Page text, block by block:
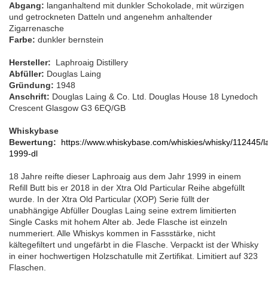
Abgang: langanhaltend mit dunkler Schokolade, mit würzigen
und getrockneten Datteln und angenehm anhaltender
Zigarrenasche
Farbe: dunkler bernstein
Hersteller: Laphroaig Distillery
Abfüller: Douglas Laing
Gründung: 1948
Anschrift: Douglas Laing & Co. Ltd. Douglas House 18 Lynedoch
Crescent Glasgow G3 6EQ/GB
Whiskybase
Bewertung: https://www.whiskybase.com/whiskies/whisky/112445/
1999-dl
18 Jahre reifte dieser Laphroaig aus dem Jahr 1999 in einem
Refill Butt bis er 2018 in der Xtra Old Particular Reihe abgefüllt
wurde. In der Xtra Old Particular (XOP) Serie füllt der
unabhängige Abfüller Douglas Laing seine extrem limitierten
Single Casks mit hohem Alter ab. Jede Flasche ist einzeln
nummeriert. Alle Whiskys kommen in Fassstärke, nicht
kältegefiltert und ungefärbt in die Flasche. Verpackt ist der Whisky
in einer hochwertigen Holzschatulle mit Zertifikat. Limitiert auf 323
Flaschen.